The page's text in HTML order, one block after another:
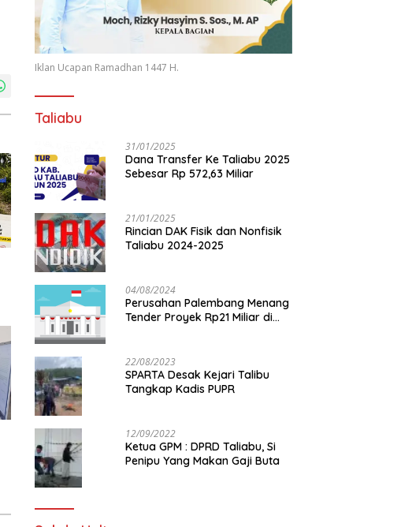
Iklan Ucapan Ramadhan 1447 H.
Taliabu
31/01/2025
Dana Transfer Ke Taliabu 2025
Sebesar Rp 572,63 Miliar
21/01/2025
Rincian DAK Fisik dan Nonfisik
Taliabu 2024-2025
04/08/2024
Perusahan Palembang Menang
Tender Proyek Rp21 Miliar di
22/08/2023
SPARTA Desak Kejari Talibu
Tangkap Kadis PUPR
12/09/2022
Ketua GPM : DPRD Taliabu, Si
Penipu Yang Makan Gaji Buta